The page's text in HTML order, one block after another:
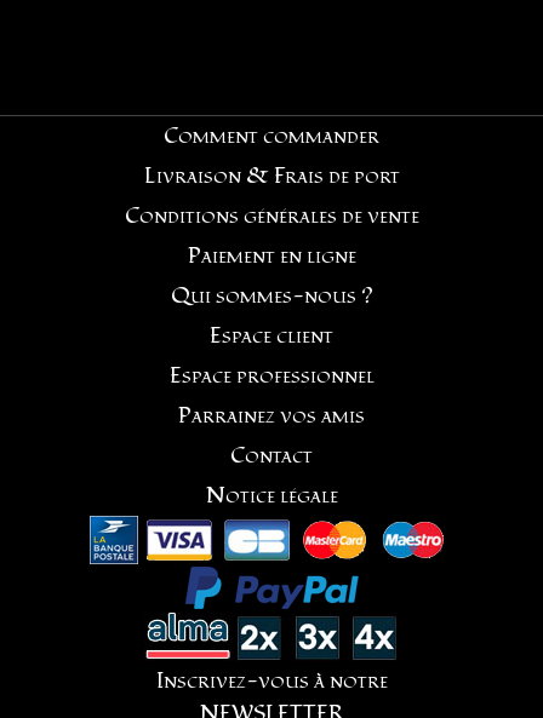
Comment commander
Livraison & Frais de port
Conditions générales de vente
Paiement en ligne
Qui sommes-nous ?
Espace client
Espace professionnel
Parrainez vos amis
Contact
Notice légale
Inscrivez-vous à notre